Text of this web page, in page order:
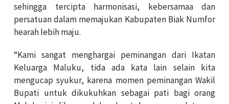
sehingga tercipta harmonisasi, kebersamaa dan
persatuan dalam memajukan Kabupaten Biak Numfor
hearah lebih maju.
“Kami sangat menghargai peminangan dari Ikatan
Keluarga Maluku, tida ada kata lain selain kita
mengucap syukur, karena momen peminangan Wakil
Bupati untuk dikukuhkan sebagai pati bagi orang